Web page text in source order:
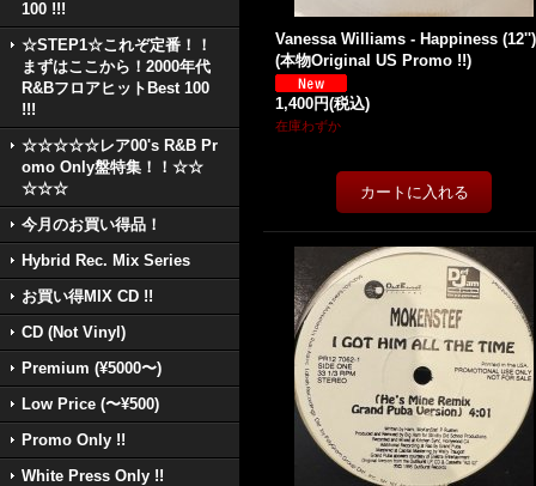
100 !!!
☆STEP1☆これぞ定番！！
まずはここから！2000年代
R&BフロアヒットBest 100
!!!
☆☆☆☆☆レア00's R&B Pr
omo Only盤特集！！☆☆
☆☆☆
今月のお買い得品！
Hybrid Rec. Mix Series
お買い得MIX CD !!
CD (Not Vinyl)
Premium (¥5000〜)
Low Price (〜¥500)
Promo Only !!
White Press Only !!
Vanessa Williams - Happiness (12'')
(本物Original US Promo !!)
1,400円(税込)
在庫わずか